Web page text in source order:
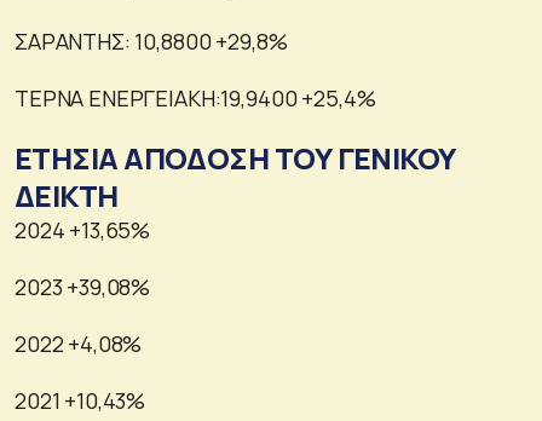
ΣΑΡΑΝΤΗΣ: 10,8800 +29,8%
ΤΕΡΝΑ ΕΝΕΡΓΕΙΑΚΗ:19,9400 +25,4%
ΕΤΗΣΙΑ ΑΠΟΔΟΣΗ ΤΟΥ ΓΕΝΙΚΟΥ
ΔΕΙΚΤΗ
2024 +13,65%
2023 +39,08%
2022 +4,08%
2021 +10,43%